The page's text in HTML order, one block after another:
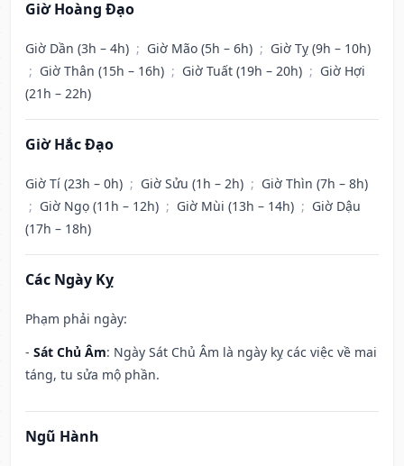
Giờ Hoàng Đạo
Giờ Dần (3h – 4h) ; Giờ Mão (5h – 6h) ; Giờ Tỵ (9h – 10h)
; Giờ Thân (15h – 16h) ; Giờ Tuất (19h – 20h) ; Giờ Hợi
(21h – 22h)
Giờ Hắc Đạo
Giờ Tí (23h – 0h) ; Giờ Sửu (1h – 2h) ; Giờ Thìn (7h – 8h)
; Giờ Ngọ (11h – 12h) ; Giờ Mùi (13h – 14h) ; Giờ Dậu
(17h – 18h)
Các Ngày Kỵ
Phạm phải ngày:
- Sát Chủ Âm: Ngày Sát Chủ Âm là ngày kỵ các việc về mai
táng, tu sửa mộ phần.
Ngũ Hành